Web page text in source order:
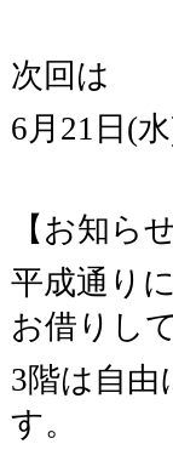
次回は
6月21日(
【お知ら
平成通り
お借りし
3階は自
す。